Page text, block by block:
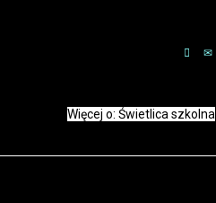
Więcej o: Świetlica szkolna